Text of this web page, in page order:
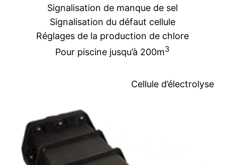
Signalisation de manque de sel
Signalisation du défaut cellule
Réglages de la production de chlore
Pour piscine jusqu’à 200m3
Cellule d’électrolyse